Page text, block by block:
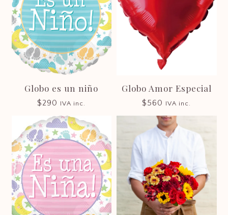
Globo es un niño
$290 IVA inc.
Globo Amor Especial
$560 IVA inc.